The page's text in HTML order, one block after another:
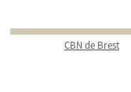
CBN de Brest